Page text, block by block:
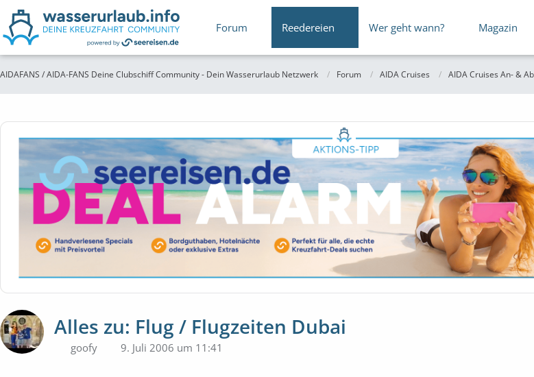
Forum Reedereien Wer geht wann? Magazin
AIDAFANS / AIDA-FANS Deine Clubschiff Community - Dein Wasserurlaub Netzwerk Forum AIDA Cruises AIDA Cruises An- &
Alles zu: Flug / Flugzeiten Dubai
goofy 9. Juli 2006 um 11:41